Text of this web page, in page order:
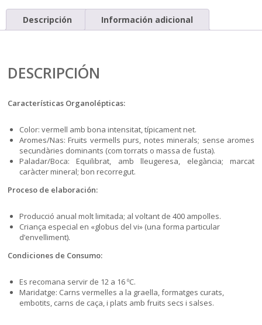
Descripción Información adicional
DESCRIPCIÓN
Características Organolépticas:
Color: vermell amb bona intensitat, típicament net.
Aromes/Nas: Fruits vermells purs, notes minerals; sense aromes
secundàries dominants (com torrats o massa de fusta).
Paladar/Boca: Equilibrat, amb lleugeresa, elegància; marcat
caràcter mineral; bon recorregut.
Proceso de elaboración:
Producció anual molt limitada; al voltant de 400 ampolles.
Criança especial en «globus del vi» (una forma particular
d’envelliment).
Condiciones de Consumo:
Es recomana servir de 12 a 16 ºC.
Maridatge: Carns vermelles a la graella, formatges curats,
embotits, carns de caça, i plats amb fruits secs i salses.